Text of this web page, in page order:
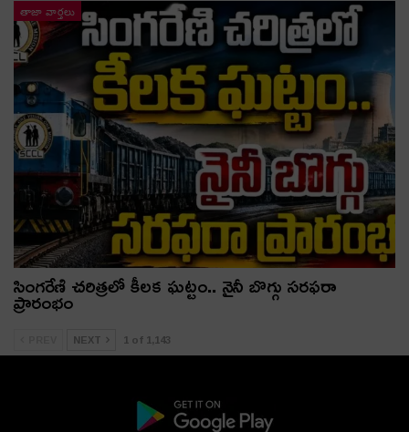
తాజా వార్తలు
సింగరేణి చరిత్రలో కీలక ఘట్టం.. నైనీ బొగ్గు సరఫరా
ప్రారంభం
NEXT 1 of 1,143